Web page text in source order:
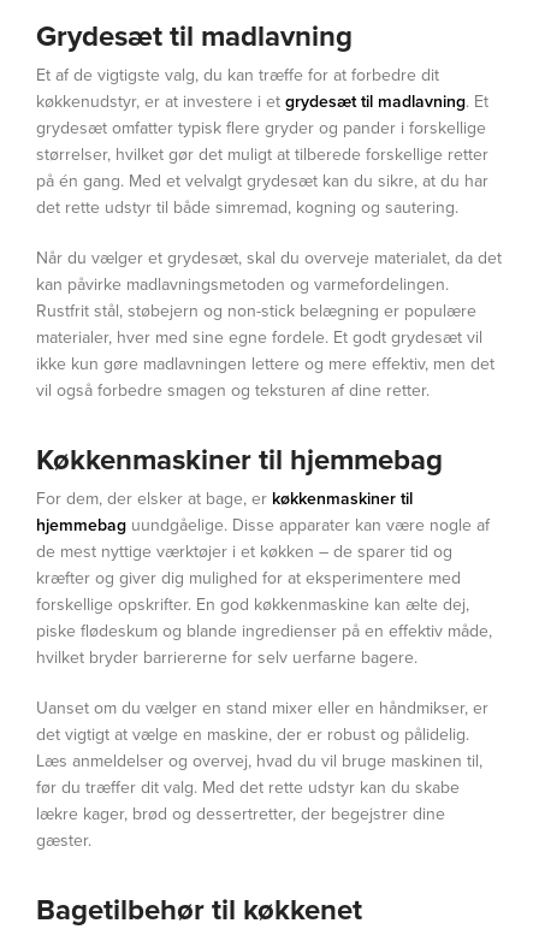
Grydesæt til madlavning
Et af de vigtigste valg, du kan træffe for at forbedre dit
køkkenudstyr, er at investere i etgrydesæt til madlavning. Et
grydesæt omfatter typisk flere gryder og pander i forskellige
størrelser, hvilket gør det muligt at tilberede forskellige retter
på én gang. Med et velvalgt grydesæt kan du sikre, at du har
det rette udstyr til både simremad, kogning og sautering.
Når du vælger et grydesæt, skal du overveje materialet, da det
kan påvirke madlavningsmetoden og varmefordelingen.
Rustfrit stål, støbejern og non-stick belægning er populære
materialer, hver med sine egne fordele. Et godt grydesæt vil
ikke kun gøre madlavningen lettere og mere effektiv, men det
vil også forbedre smagen og teksturen af dine retter.
Køkkenmaskiner til hjemmebag
For dem, der elsker at bage, er køkkenmaskiner til
hjemmebag uundgåelige. Disse apparater kan være nogle af
de mest nyttige værktøjer i et køkken – de sparer tid og
kræfter og giver dig mulighed for at eksperimentere med
forskellige opskrifter. En god køkkenmaskine kan ælte dej,
piske flødeskum og blande ingredienser på en effektiv måde,
hvilket bryder barriererne for selv uerfarne bagere.
Uanset om du vælger en stand mixer eller en håndmikser, er
det vigtigt at vælge en maskine, der er robust og pålidelig.
Læs anmeldelser og overvej, hvad du vil bruge maskinen til,
før du træffer dit valg. Med det rette udstyr kan du skabe
lækre kager, brød og dessertretter, der begejstrer dine
gæster.
Bagetilbehør til køkkenet